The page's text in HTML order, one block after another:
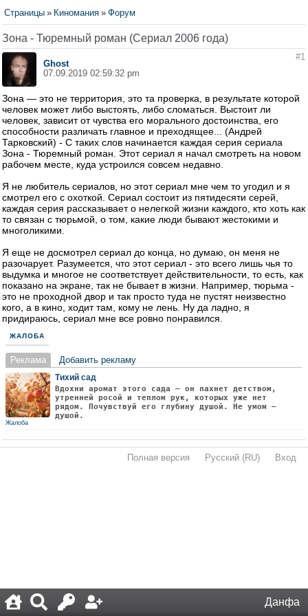
Данфа
Страницы » Киномания » Форум
Зона - Тюремный роман (Сериал 2006 года)
Ghost
07.09.2019 02:59:32 pm
#1
Зона — это не территория, это та проверка, в результате которой
человек может либо выстоять, либо сломаться. Выстоит ли
человек, зависит от чувства его морального достоинства, его
способности различать главное и преходящее... (Андрей
Тарковский) - С таких слов начинается каждая серия сериала
Зона - Тюремный роман. Этот сериал я начал смотреть на новом
рабочем месте, куда устроился совсем недавно.
Я не любитель сериалов, но этот сериал мне чем то угодил и я
смотрел его с охоткой. Сериал состоит из пятидесяти серей,
каждая серия рассказывает о нелегкой жизни каждого, кто хоть как
то связан с тюрьмой, о том, какие люди бывают жестокими и
многоликими.
Я еще не досмотрел сериал до конца, но думаю, он меня не
разочарует. Разумеется, что этот сериал - это всего лишь чья то
выдумка и многое не соответствует действительности, то есть, как
показано на экране, так не бывает в жизни. Например, тюрьма -
это не проходной двор и так просто туда не пустят неизвестно
кого, а в кино, ходит там, кому не лень. Ну да ладно, я
придираюсь, сериал мне все ровно понравился.
ЖАЛОБА
Реклама Добавить рекламу
Тихий сад
Вдохни аромат этого сада — он пахнет детством,
утренней росой и теплом рук, которых уже нет
рядом. Почувствуй его глубину душой. Не умом —
душой.
Жалоба
Полная версия Русский (RU) Вход